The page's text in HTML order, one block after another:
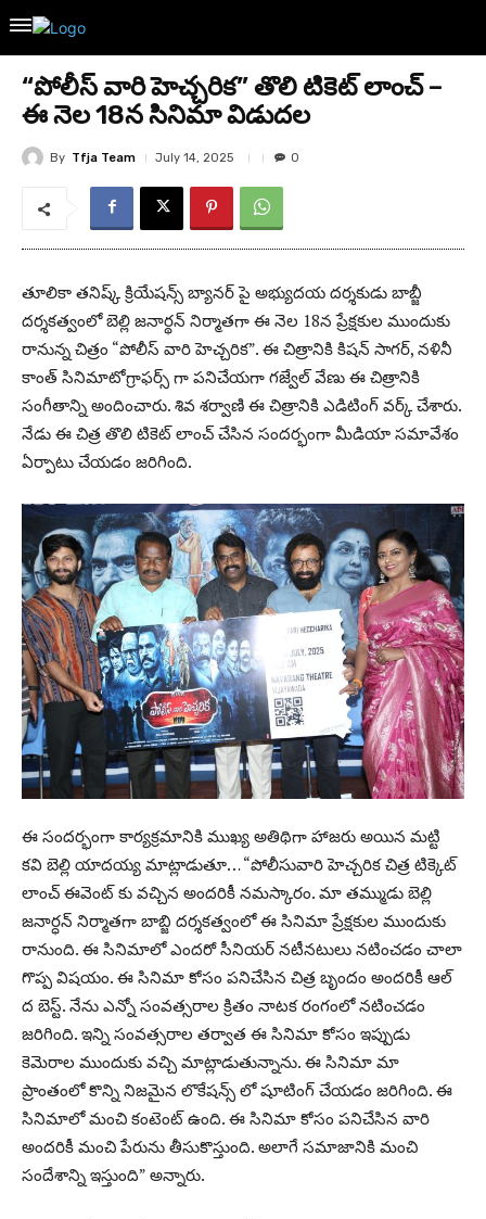
“పోలీస్ వారి హెచ్చరిక” తొలి టికెట్ లాంచ్ –
ఈ నెల 18న సినిమా విడుదల
By Tfja Team July 14, 2025 0
తూలికా తనిష్క్ క్రియేషన్స్ బ్యానర్ పై అభ్యుదయ దర్శకుడు బాబ్జీ
దర్శకత్వంలో బెల్లి జనార్థన్ నిర్మాతగా ఈ నెల 18న ప్రేక్షకుల ముందుకు
రానున్న చిత్రం “పోలీస్ వారి హెచ్చరిక”. ఈ చిత్రానికి కిషన్ సాగర్, నళినీ
కాంత్ సినిమాటోగ్రాఫర్స్ గా పనిచేయగా గజ్వేల్ వేణు ఈ చిత్రానికి
సంగీతాన్ని అందించారు. శివ శర్వాణి ఈ చిత్రానికి ఎడిటింగ్ వర్క్ చేశారు.
నేడు ఈ చిత్ర తొలి టికెట్ లాంచ్ చేసిన సందర్భంగా మీడియా సమావేశం
ఏర్పాటు చేయడం జరిగింది.
ఈ సందర్భంగా కార్యక్రమానికి ముఖ్య అతిథిగా హాజరు అయిన మట్టి
కవి బెల్లి యాదయ్య మాట్లాడుతూ… “పోలీసువారి హెచ్చరిక చిత్ర టిక్కెట్
లాంచ్ ఈవెంట్ కు వచ్చిన అందరికీ నమస్కారం. మా తమ్ముడు బెల్లి
జనార్ధన్ నిర్మాతగా బాబ్జి దర్శకత్వంలో ఈ సినిమా ప్రేక్షకుల ముందుకు
రానుంది. ఈ సినిమాలో ఎందరో సీనియర్ నటీనటులు నటించడం చాలా
గొప్ప విషయం. ఈ సినిమా కోసం పనిచేసిన చిత్ర బృందం అందరికీ ఆల్
ద బెస్ట్. నేను ఎన్నో సంవత్సరాల క్రితం నాటక రంగంలో నటించడం
జరిగింది. ఇన్ని సంవత్సరాల తర్వాత ఈ సినిమా కోసం ఇప్పుడు
కెమెరాల ముందుకు వచ్చి మాట్లాడుతున్నాను. ఈ సినిమా మా
ప్రాంతంలో కొన్ని నిజమైన లొకేషన్స్ లో షూటింగ్ చేయడం జరిగింది. ఈ
సినిమాలో మంచి కంటెంట్ ఉంది. ఈ సినిమా కోసం పనిచేసిన వారి
అందరికీ మంచి పేరును తీసుకొస్తుంది. అలాగే సమాజానికి మంచి
సందేశాన్ని ఇస్తుంది” అన్నారు.